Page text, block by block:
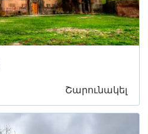
Շարունակել